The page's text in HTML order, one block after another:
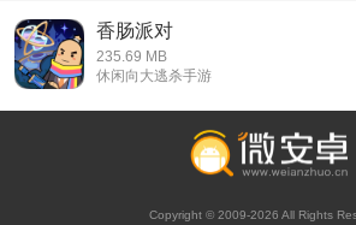
香肠派对
235.69 MB
休闲向大逃杀手游
Copyright © 2009-2026 All Rights